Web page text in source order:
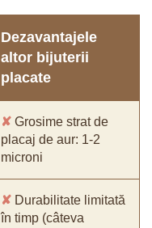
Dezavantajele
altor bijuterii
placate
✘ Grosime strat de
placaj de aur: 1-2
microni
✘ Durabilitate limitată
în timp (câteva